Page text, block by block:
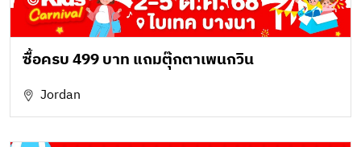
ซื้อครบ 499 บาท แถมตุ๊กตาเพนกวิน
Jordan